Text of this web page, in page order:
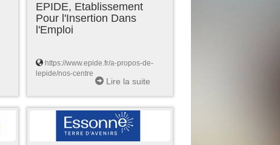
EPIDE, Etablissement
Pour l'Insertion Dans
l'Emploi
https://www.epide.fr/a-propos-de-
lepide/nos-centre
Lire la suite